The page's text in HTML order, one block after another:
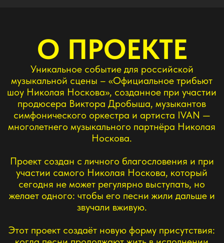
Носкова.
НИКОЛАЙ НОСКОВ
«В моей жизни всегда была сцена. На ней я жил,
горел, ошибался и любил. И пока звучали мои
песни — я знал, что живу не зря. Пусть мой голос
прозвучит через тех, кто был рядом. Через Сашу
Иванова (IVAN), моего музыкального партнёра,
который чувствует каждую ноту и смысл этих
песен, как собственное дыхание. Пусть он споёт
их так, как если бы мы вместе снова стояли на
одной сцене.»
ВИКТОР ДРОБЫШ
«Я сразу скажу: мы никого не пытаемся заменить.
чтобы песни Николая продолжали звучать. Это
большая часть нашей музыкальной культуры. Я
против фейков и дешёвых копий. Поэтому если
делать трибьют Носкову — то только с человеком,
который реально знает, как это должно звучать.
IVAN пожалуй единственный, кому я могу
доверить эту роль, будучи уверенным, что
публика Носкова его примет и по-настоящему